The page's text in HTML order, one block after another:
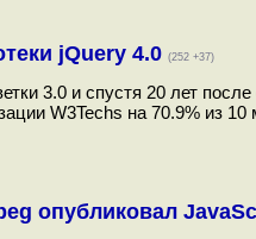
jQuery 4.0 (252 +37)
3.0 и спустя 20 лет
W3Techs на 70.9% из
опубликовал